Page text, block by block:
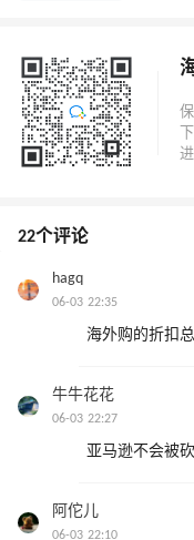
22个评论
hagq
06-03 22:35
海外购的折扣
牛牛花花
06-03 22:27
亚马逊不会被
阿佗儿
06-03 22:10